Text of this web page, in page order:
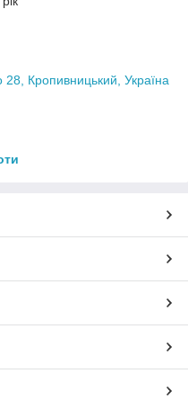
28, Кропивницький, Україна